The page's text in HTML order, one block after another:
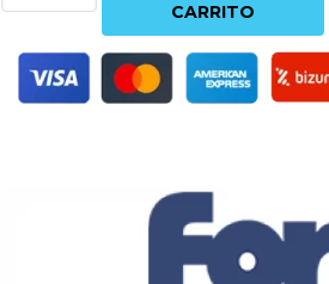
ADMISIÓN
TURBO
FORGE
CARRITO